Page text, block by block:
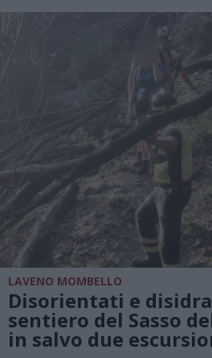
LAVENO MOMBELLO
Disorientati e
sentiero del Sasso
in salvo due